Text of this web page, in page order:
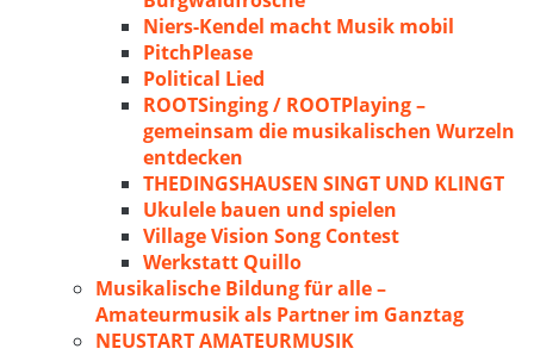
Niers-Kendel macht Musik mobil
PitchPlease
Political Lied
ROOTSinging / ROOTPlaying –
gemeinsam die musikalischen Wurzeln
entdecken
THEDINGSHAUSEN SINGT UND KLINGT
Ukulele bauen und spielen
Village Vision Song Contest
Werkstatt Quillo
Musikalische Bildung für alle –
Amateurmusik als Partner im Ganztag
NEUSTART AMATEURMUSIK